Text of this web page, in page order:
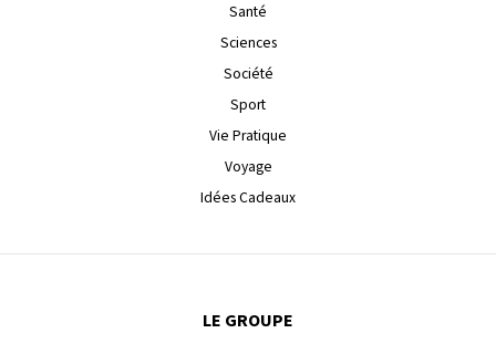
Santé
Sciences
Société
Sport
Vie Pratique
Voyage
Idées Cadeaux
LE GROUPE